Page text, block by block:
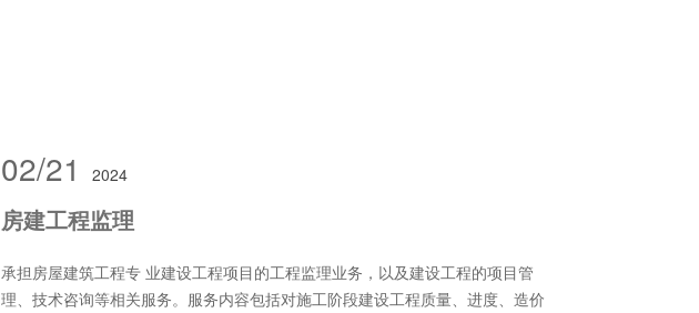
02/21 2024
房建工程监理
承担房屋建筑工程专 业建设工程项目的工程监理业务，以及建设工程的项目管
理、技术咨询等相关服务。服务内容包括对施工阶段建设工程质量、进度、造价